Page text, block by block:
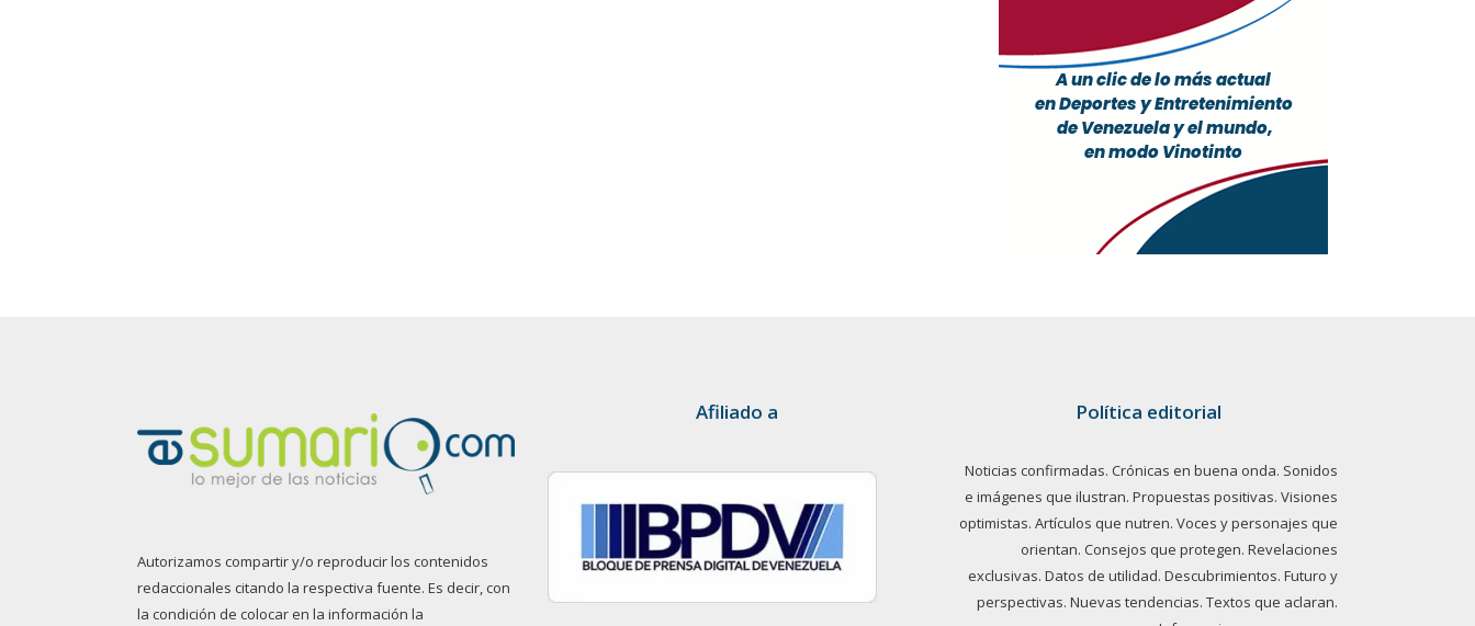
Autorizamos compartir y/o reproducir los contenidos
redaccionales citando la respectiva fuente. Es decir, con
la condición de colocar en la información la
Afiliado a Política editorial
Noticias confirmadas. Crónicas en buena onda. Sonidos
e imágenes que ilustran. Propuestas positivas. Visiones
optimistas. Artículos que nutren. Voces y personajes que
orientan. Consejos que protegen. Revelaciones
exclusivas. Datos de utilidad. Descubrimientos. Futuro y
perspectivas. Nuevas tendencias. Textos que aclaran.